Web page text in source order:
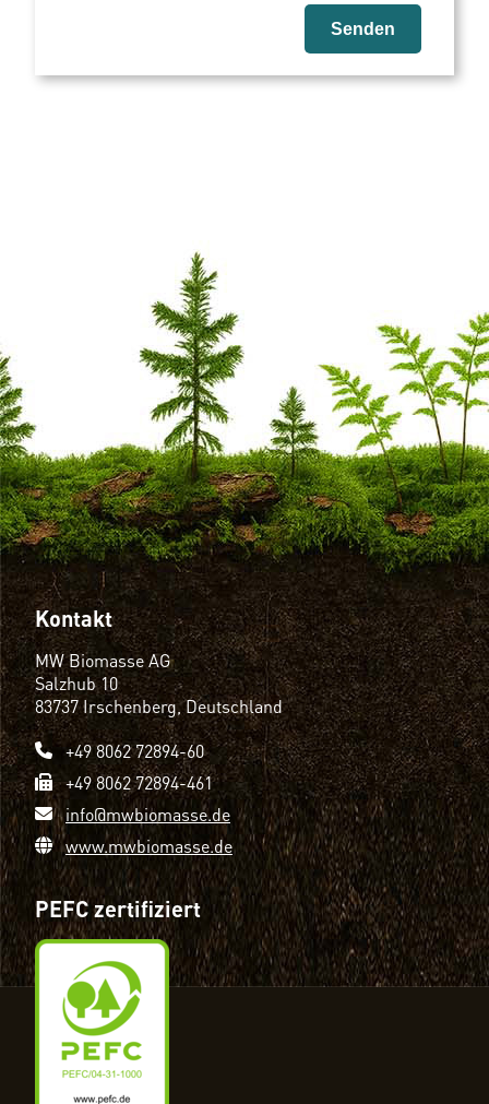
Senden
Kontakt
MW Biomasse AG
Salzhub 10
83737 Irschenberg, Deutschland
+49 8062 72894-60
+49 8062 72894-461
info@mwbiomasse.de
www.mwbiomasse.de
PEFC zertifiziert